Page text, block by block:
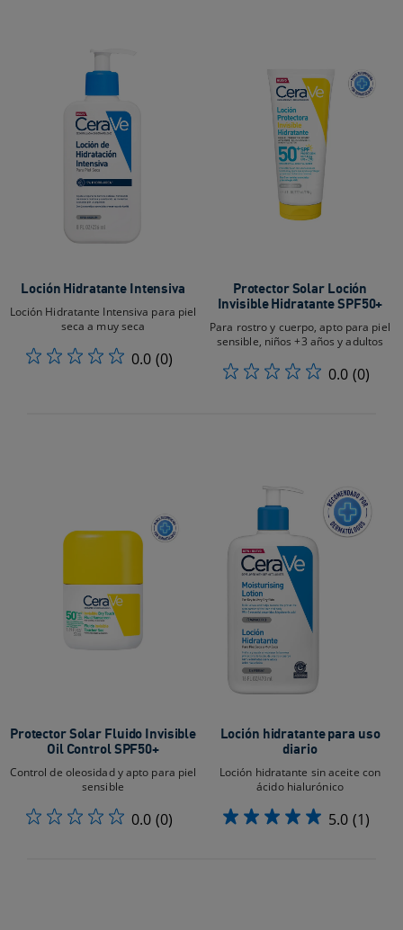
Loción Hidratante Intensiva
Loción Hidratante Intensiva para piel
seca a muy seca
0.0 (0)
Protector Solar Loción
Invisible Hidratante SPF50+
Para rostro y cuerpo, apto para piel
sensible, niños +3 años y adultos
0.0 (0)
Protector Solar Fluido Invisible
Oil Control SPF50+
Control de oleosidad y apto para piel
sensible
0.0 (0)
Loción hidratante para uso
diario
Loción hidratante sin aceite con
ácido hialurónico
5.0 (1)